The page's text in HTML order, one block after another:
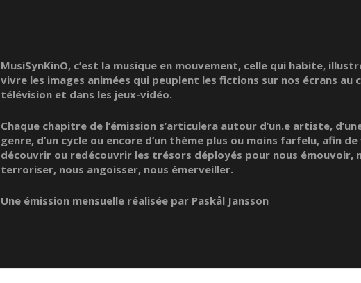
MusiSynKinO, c’est la musique en mouvement, celle qui habite,
vivre les images animées qui peuplent les fictions sur nos écrans au
télévision et dans les jeux-vidéo.
Chaque chapitre de l’émission s’articulera autour d’un.e artiste,
genre, d’un cycle ou encore d’un thème plus ou moins farfelu, afin
découvrir ou redécouvrir les trésors déployés pour nous émouvoir,
terroriser, nous angoisser, nous émerveiller.
Une émission mensuelle réalisée par Paskål Jansson